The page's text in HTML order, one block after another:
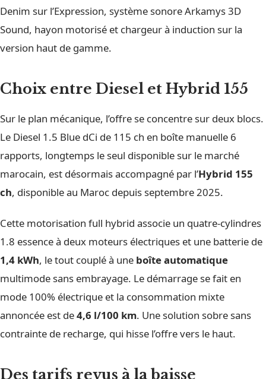
Denim sur l’Expression, système sonore Arkamys 3D
Sound, hayon motorisé et chargeur à induction sur la
version haut de gamme.
Choix entre Diesel et Hybrid 155
Sur le plan mécanique, l’offre se concentre sur deux blocs.
Le Diesel 1.5 Blue dCi de 115 ch en boîte manuelle 6
rapports, longtemps le seul disponible sur le marché
marocain, est désormais accompagné par l’Hybrid 155
ch, disponible au Maroc depuis septembre 2025.
Cette motorisation full hybrid associe un quatre-cylindres
1.8 essence à deux moteurs électriques et une batterie de
1,4 kWh, le tout couplé à une boîte automatique
multimode sans embrayage. Le démarrage se fait en
mode 100% électrique et la consommation mixte
annoncée est de4,6 l/100 km. Une solution sobre sans
contrainte de recharge, qui hisse l’offre vers le haut.
Des tarifs revus à la baisse